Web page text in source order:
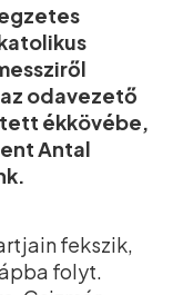
odavezető
ékkövébe,
Antal
fekszik,
folyt.